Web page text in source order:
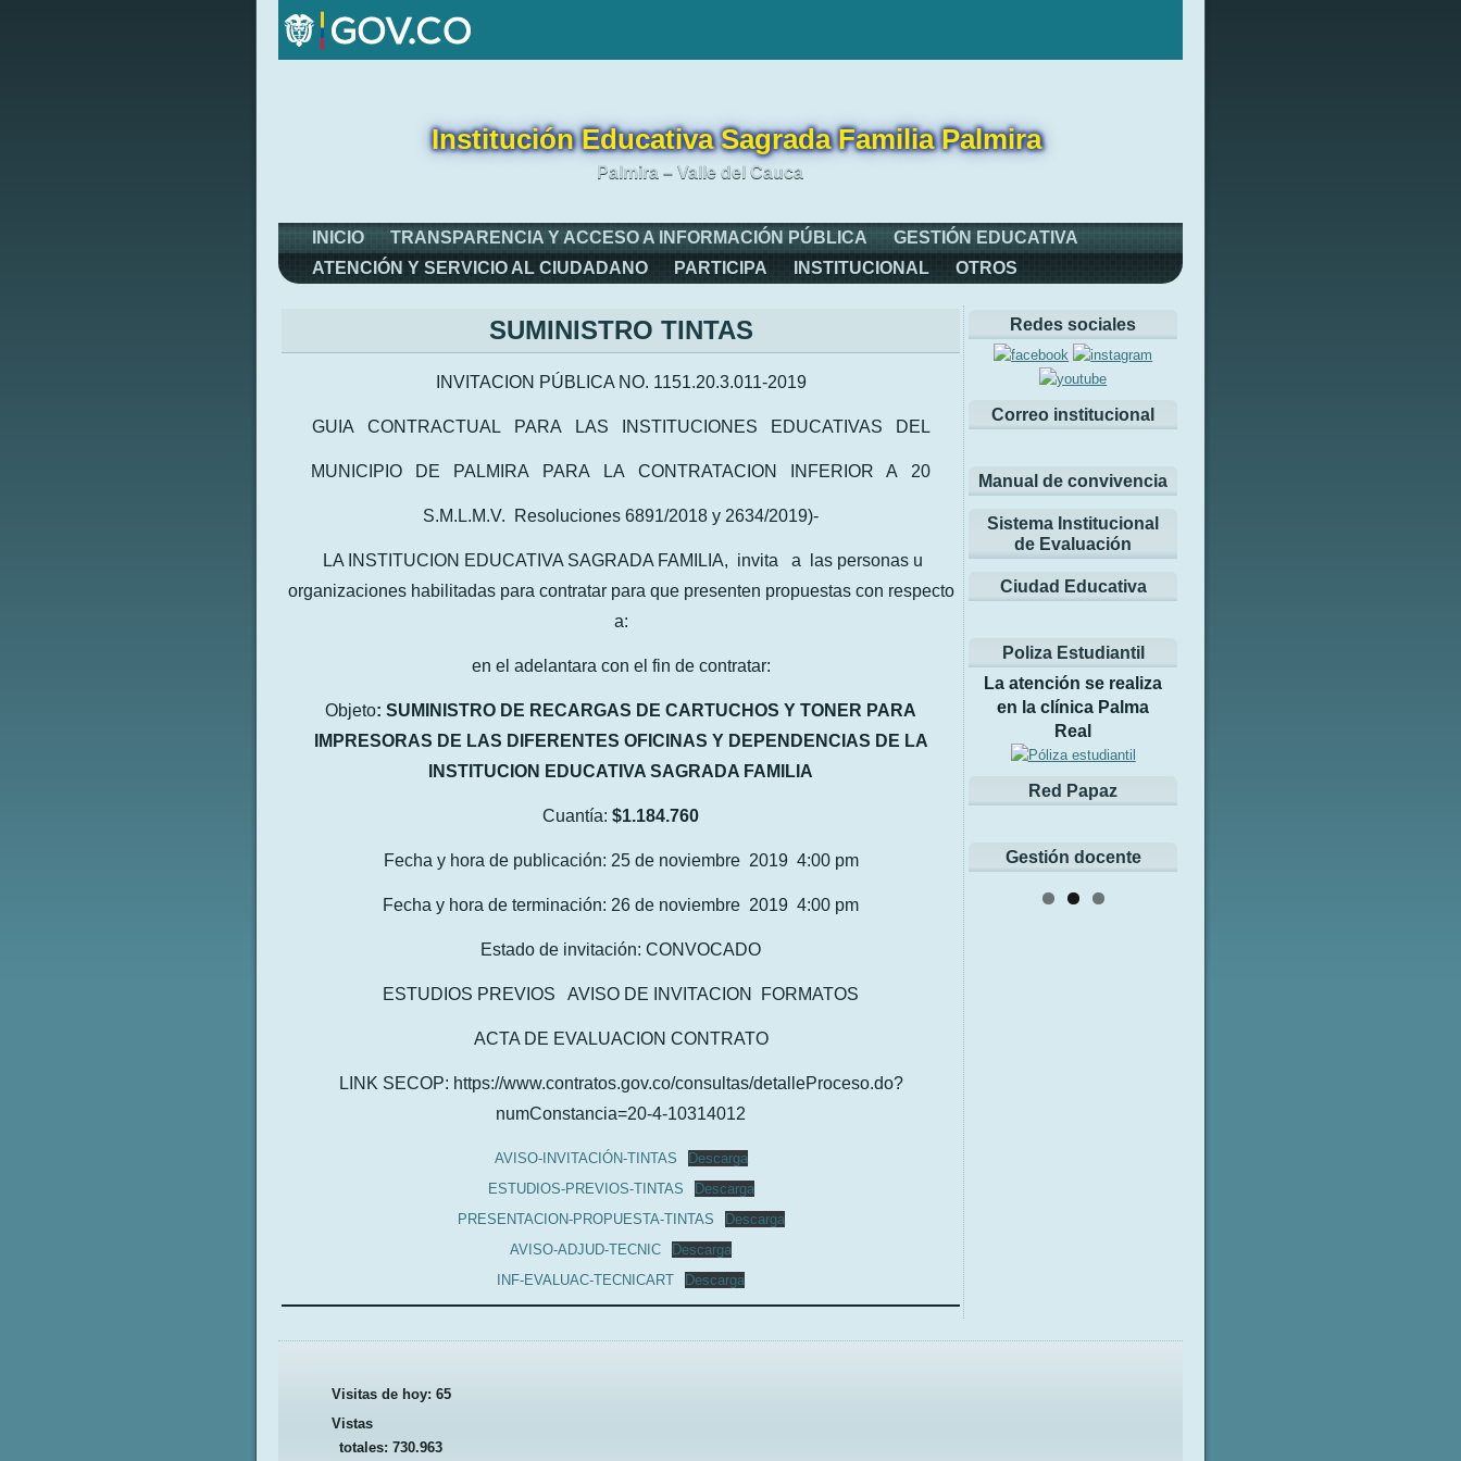
Institución Educativa Sagrada Familia Palmira
Palmira – Valle del Cauca
INICIO TRANSPARENCIA Y ACCESO A INFORMACIÓN PÚBLICA
GESTIÓN EDUCATIVA
ATENCIÓN Y SERVICIO AL CIUDADANO
PARTICIPA INSTITUCIONAL OTROS
SUMINISTRO TINTAS
INVITACION PÚBLICA NO. 1151.20.3.011-2019
GUIA CONTRACTUAL PARA LAS INSTITUCIONES EDUCATIVAS DEL
MUNICIPIO DE PALMIRA PARA LA CONTRATACION INFERIOR A 20
S.M.L.M.V. Resoluciones 6891/2018 y 2634/2019)-
LA INSTITUCION EDUCATIVA SAGRADA FAMILIA, invita a las personas u
organizaciones habilitadas para contratar para que presenten propuestas con respecto
a:
en el adelantara con el fin de contratar:
Objeto: SUMINISTRO DE RECARGAS DE CARTUCHOS Y TONER PARA
IMPRESORAS DE LAS DIFERENTES OFICINAS Y DEPENDENCIAS DE LA
INSTITUCION EDUCATIVA SAGRADA FAMILIA
Cuantía:$1.184.760
Fecha y hora de publicación: 25 de noviembre 2019 4:00 pm
Fecha y hora de terminación: 26 de noviembre 2019 4:00 pm
Estado de invitación: CONVOCADO
ESTUDIOS PREVIOS AVISO DE INVITACION FORMATOS
ACTA DE EVALUACION CONTRATO
LINK SECOP: https://www.contratos.gov.co/consultas/detalleProceso.do?
numConstancia=20-4-10314012
AVISO-INVITACIÓN-TINTAS
Descarga
ESTUDIOS-PREVIOS-TINTAS
Descarga
PRESENTACION-PROPUESTA-TINTAS
Descarga
AVISO-ADJUD-TECNIC
Descarga
INF-EVALUAC-TECNICART
Descarga
Redes sociales
Correo institucional
Manual de convivencia
Sistema Institucional
de Evaluación
Ciudad Educativa
Poliza Estudiantil
La atención se realiza
en la clínica Palma
Real
Red Papaz
Gestión docente
Visitas de hoy:65
Vistas
totales:730.963